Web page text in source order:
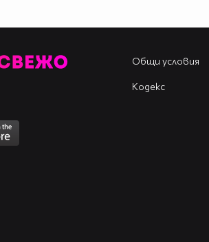
Общи условия
Кодекс